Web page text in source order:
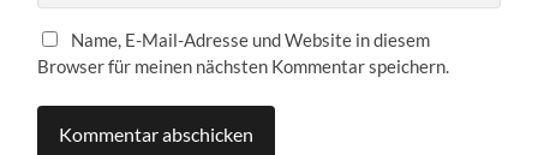
Name, E-Mail-Adresse und Website in diesem
Browser für meinen nächsten Kommentar speichern.